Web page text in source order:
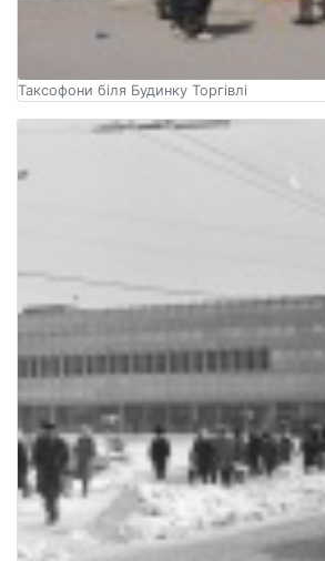
Таксофони біля Будинку Торгівлі